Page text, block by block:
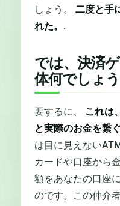
しょう。 二度と手
れた。 .
では、決済
体何でしょ
要するに、 これは
と実際のお金を繋
は目に見えない
カードや口座から
額をあなたの口座
のです。この仲介